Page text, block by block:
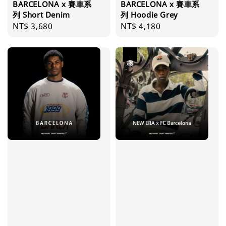
BARCELONA x 賽車系
列 Short Denim
Regular
NT$ 3,680
BARCELONA x 賽車系
列 Hoodie Grey
Regular
NT$ 4,180